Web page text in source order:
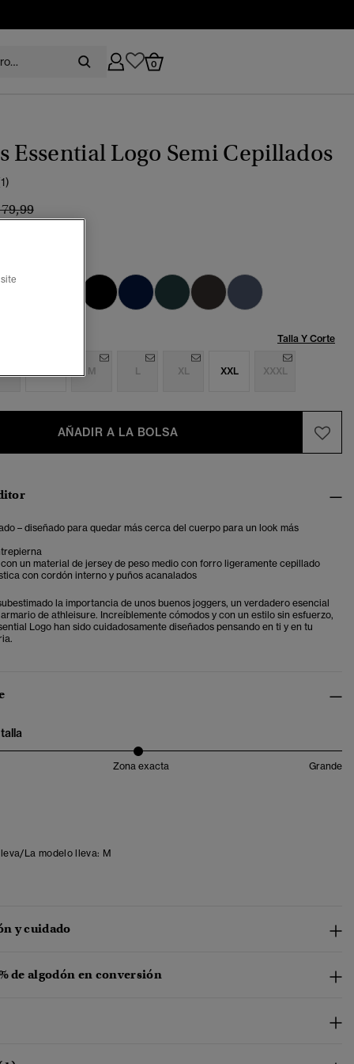
0
Essential Logo Semi Cepillados
rebajado de
a
seleccionado
Talla Y Corte
M L XL XXL XXXL
AÑADIR A LA BOLSA
– diseñado para quedar más cerca del cuerpo para un look más
un material de jersey de peso medio con forro ligeramente cepillado
con cordón interno y puños acanalados
la importancia de unos buenos joggers, un verdadero esencial
de athleisure. Increíblemente cómodos y con un estilo sin esfuerzo,
Logo han sido cuidadosamente diseñados pensando en ti y en tu
Zona exacta Grande
La modelo lleva: M
y cuidado
de algodón en conversión